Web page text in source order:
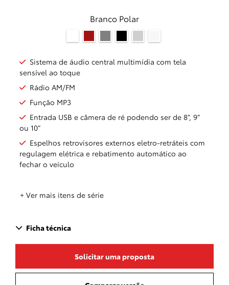
Branco Polar
Sistema de áudio central multimídia com tela
sensível ao toque
Rádio AM/FM
Função MP3
Entrada USB e câmera de ré podendo ser de 8”, 9”
ou 10”
Espelhos retrovisores externos eletro-retráteis com
regulagem elétrica e rebatimento automático ao
fechar o veículo
+ Ver mais itens de série
Ficha técnica
Solicitar uma proposta